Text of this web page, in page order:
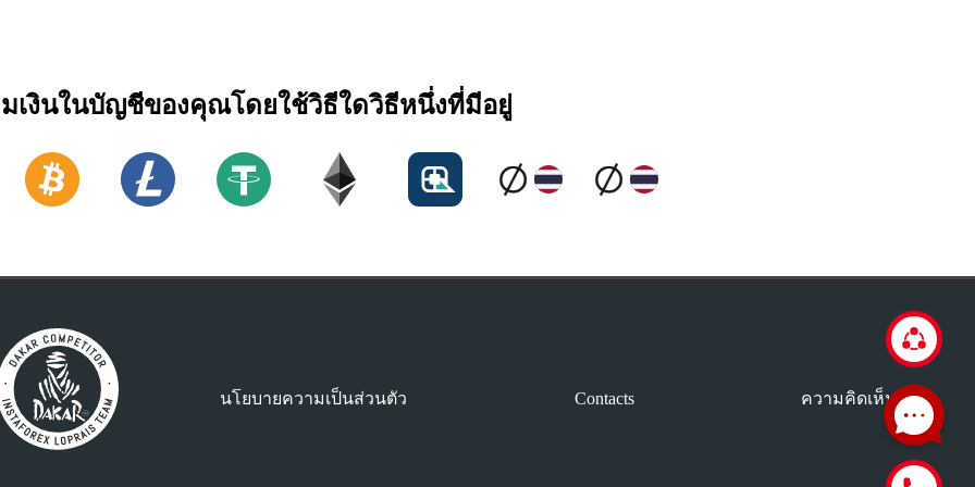
มเงินในบัญชีของคุณโดยใช้วิธีใดวิธีหนึ่งที่มีอยู่
นโยบายความเป็นส่วนตัว Contacts ความคิดเห็น